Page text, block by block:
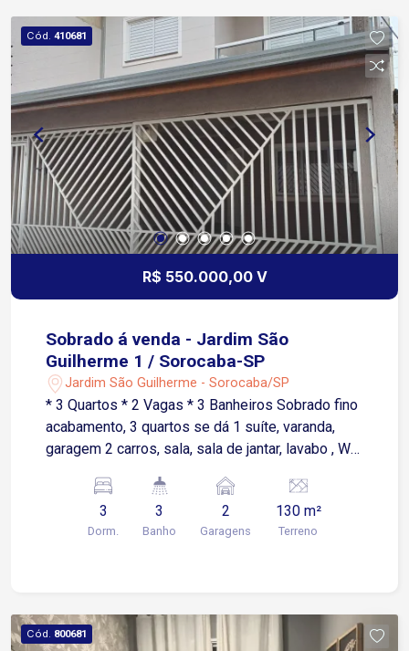
Cód. 410681
R$ 550.000,00 V
Sobrado á venda - Jardim São
Guilherme 1 / Sorocaba-SP
Jardim São Guilherme - Sorocaba/SP
* 3 Quartos * 2 Vagas * 3 Banheiros Sobrado fino
acabamento, 3 quartos se dá 1 suíte, varanda,
garagem 2 carros, sala, sala de jantar, lavabo , WC
gourmet, alarme , cerca elétrica, câmera, portão
automático.
3
Dorm.
3
Banho
2
Garagens
130 m²
Terreno
Cód. 800681